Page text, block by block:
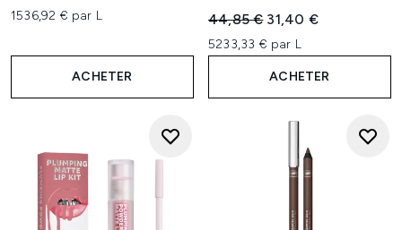
1536,92 € par L
ACHETER
Prix de vente :
44,85 € Prix ​​actuel :
31,40 €
5233,33 € par L
ACHETER